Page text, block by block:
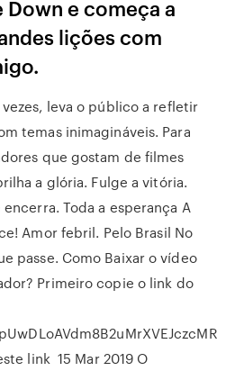
e começa a
lições com
leva o público a refletir
temas inimagináveis. Para
que gostam de filmes
a glória. Fulge a vitória.
encerra. Toda a esperança A
Amor febril. Pelo Brasil No
passe. Como Baixar o vídeo
Primeiro copie o link do
link 15 Mar 2019 O